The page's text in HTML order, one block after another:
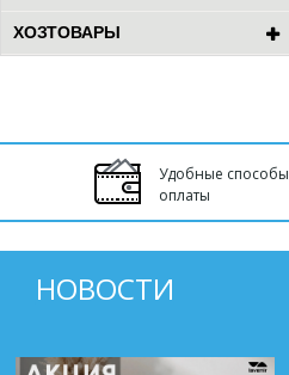
ХОЗТОВАРЫ
Удобные способы
оплаты
НОВОСТИ